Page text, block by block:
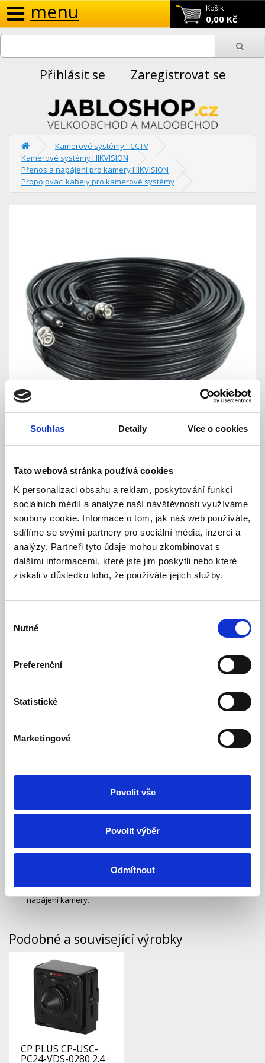
Souhlas Detaily Více o cookies
Tato webová stránka používá cookies
K personalizaci obsahu a reklam, poskytování funkcí
sociálních médií a analýze naší návštěvnosti využíváme
soubory cookie. Informace o tom, jak náš web používáte,
sdílíme se svými partnery pro sociální média, inzerci a
analýzy. Partneři tyto údaje mohou zkombinovat s
dalšími informacemi, které jste jim poskytli nebo které
získali v důsledku toho, že používáte jejich služby.
souhlasu
Nutné
Preferenční
Statistické
Marketingové
Povolit vše
Povolit výběr
Odmítnout
Košík
0,00 Kč
menu
Přihlásit se Zaregistrovat se
Kamerové systémy - CCTV
Kamerové systémy HIKVISION
Přenos a napájení pro kamery HIKVISION
Propojovací kabely pro kamerové systémy
Aipa CP-PR-07 Koaxiální
kabel BNC-BNC délka 20
metrů s napájením
Model: CP-PR-07 | Výrobce:
Aipa
Produktové číslo: 720 / 000443
Dostupnost:
Skladem
Kabel pro připojení CCTV kamery k DVR a její napájení,
délka 20 metrů. BNC koncovka na obou stranách, na straně
vstupu jedna zdířka 5.5 x 2.1 mm pro vstup napájení a na
straně výstupu jeden konektor 5.5 x 2.1 mm pro výstup
napájení kamery.
Podobné a související výrobky
CP PLUS CP-USC-
PC24-VDS-0280 2.4